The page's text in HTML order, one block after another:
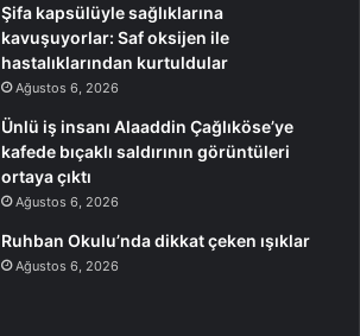
Şifa kapsülüyle sağlıklarına
kavuşuyorlar: Saf oksijen ile
hastalıklarından kurtuldular
Ağustos 6, 2026
Ünlü iş insanı Alaaddin Çağlıköse’ye
kafede bıçaklı saldırının görüntüleri
ortaya çıktı
Ağustos 6, 2026
Ruhban Okulu’nda dikkat çeken ışıklar
Ağustos 6, 2026